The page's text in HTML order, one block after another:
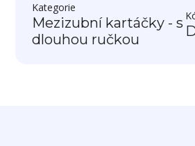
Kategorie
Mezizubní kartáčky - s
dlouhou ručkou